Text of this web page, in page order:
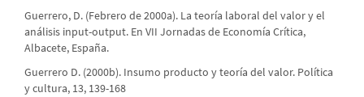
Guerrero, D. (Febrero de 2000a). La teoría laboral del valor y el
análisis input-output. En VII Jornadas de Economía Crítica,
Albacete, España.
Guerrero D. (2000b). Insumo producto y teoría del valor. Política
y cultura, 13, 139-168